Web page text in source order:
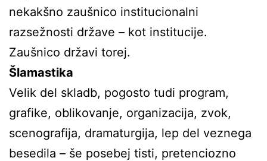
nekakšno zaušnico institucionalni
razsežnosti države – kot institucije.
Zaušnico državi torej.
Šlamastika
Velik del skladb, pogosto tudi program,
grafike, oblikovanje, organizacija, zvok,
scenografija, dramaturgija, lep del veznega
besedila – še posebej tisti, pretenciozno